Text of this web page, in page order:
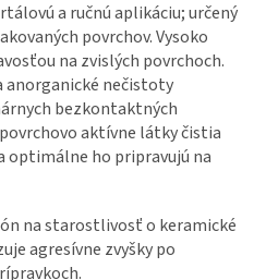
a ručnú aplikáciu; určený
povrchov. Vysoko
na zvislých povrchoch.
anorganické nečistoty
bezkontaktných
aktívne látky čistia
optimálne ho pripravujú na
na starostlivosť o keramické
agresívne zvyšky po